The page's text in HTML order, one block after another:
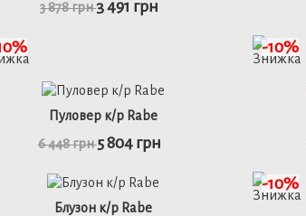
46 48 50 52
детальніше
3 878 грн 3 491 грн
Пуловер к/р Rabe
6 448 грн5 804 грн
-10%
Блузон к/р Rabe
-10%